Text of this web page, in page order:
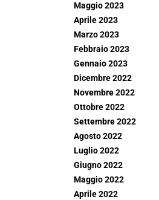
Maggio 2023
Aprile 2023
Marzo 2023
Febbraio 2023
Gennaio 2023
Dicembre 2022
Novembre 2022
Ottobre 2022
Settembre 2022
Agosto 2022
Luglio 2022
Giugno 2022
Maggio 2022
Aprile 2022